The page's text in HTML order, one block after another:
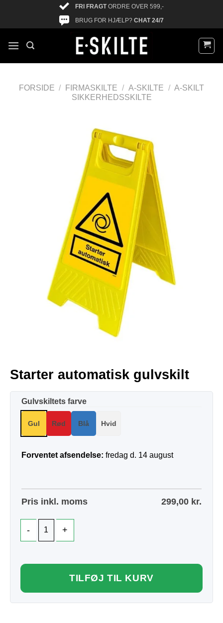
FRI FRAGTORDRE OVER 599,-
BRUG FOR HJÆLP? CHAT 24/7
FORSIDE / FIRMASKILTE / A-SKILTE / A-SKILT
SIKKERHEDSSKILTE
Starter automatisk gulvskilt
Gulvskiltets farve
Gul Rød Blå Hvid
Forventet afsendelse: fredag d. 14 august
Pris inkl. moms 299,00 kr.
TILFØJ TIL KURV